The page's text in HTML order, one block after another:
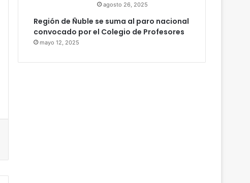
agosto 26, 2025
Región de Ñuble se suma al paro nacional
convocado por el Colegio de Profesores
mayo 12, 2025